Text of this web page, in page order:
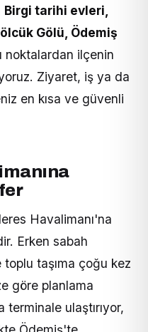
Birgi tarihi evleri,
Gölü, Ödemiş
noktalardan ilçenin
Ziyaret, iş ya da
en kısa ve güvenli
Havalimanı'na
Erken sabah
taşıma çoğu kez
göre planlama
ulaştırıyor,